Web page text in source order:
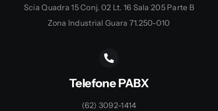
Scia Quadra 15 Conj. 02 Lt. 16 Sala 205 Parte B
Zona Industrial Guara 71.250-010
Telefone PABX
(62) 3092-1414